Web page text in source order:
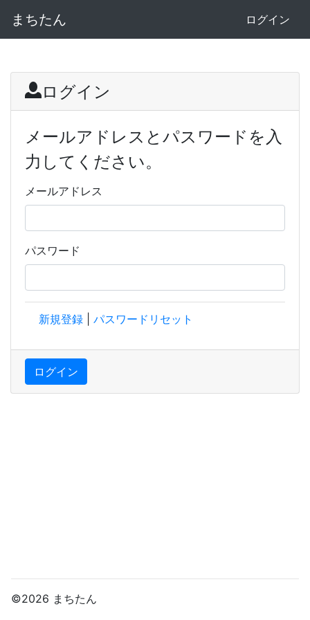
まちたん ログイン
ログイン
メールアドレスとパスワードを入
力してください。
メールアドレス
パスワード
新規登録 パスワードリセット
ログイン
©2026 まちたん